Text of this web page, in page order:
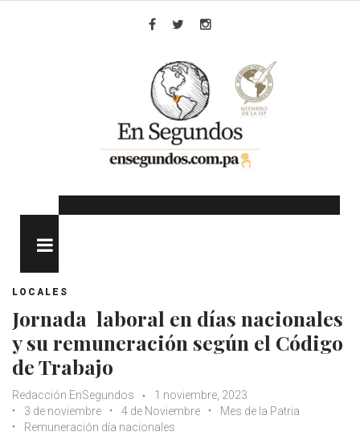
LOCALES
Jornada laboral en días nacionales
y su remuneración según el Código
de Trabajo
Redacción EnSegundos
1 noviembre, 2023
3 de noviembre
4 de Noviembre
Mes de la Patria
Remuneración día nacionales